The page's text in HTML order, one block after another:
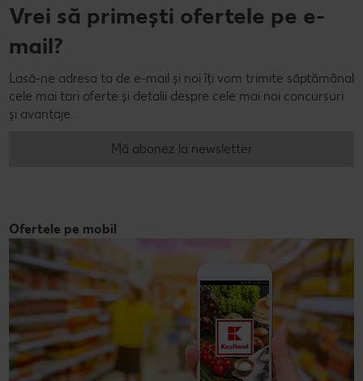
Vrei să primești ofertele pe e-
mail?
Lasă-ne adresa ta de e-mail și noi îți vom trimite săptămânal
cele mai tari oferte și detalii despre cele mai noi concursuri
și avantaje.
Mă abonez la newsletter
Ofertele pe mobil